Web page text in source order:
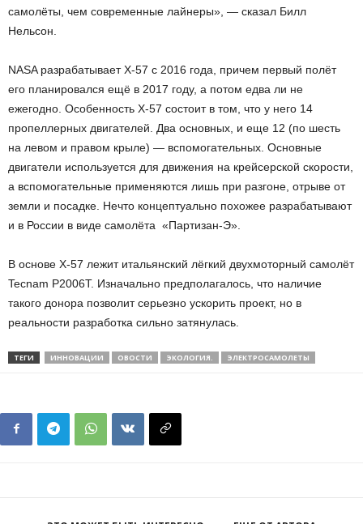
самолёты, чем современные лайнеры», — сказал Билл
Нельсон.
NASA разрабатывает X-57 с 2016 года, причем первый полёт
его планировался ещё в 2017 году, а потом едва ли не
ежегодно. Особенность X-57 состоит в том, что у него 14
пропеллерных двигателей. Два основных, и еще 12 (по шесть
на левом и правом крыле) — вспомогательных. Основные
двигатели используется для движения на крейсерской скорости,
а вспомогательные применяются лишь при разгоне, отрыве от
земли и посадке. Нечто концептуально похожее разрабатывают
и в России в виде самолёта «Партизан-Э».
В основе X-57 лежит итальянский лёгкий двухмоторный самолёт
Tecnam P2006T. Изначально предполагалось, что наличие
такого донора позволит серьезно ускорить проект, но в
реальности разработка сильно затянулась.
ТЕГИ ИННОВАЦИИ ОВОСТИ ЭКОЛОГИЯ. ЭЛЕКТРОСАМОЛЕТЫ